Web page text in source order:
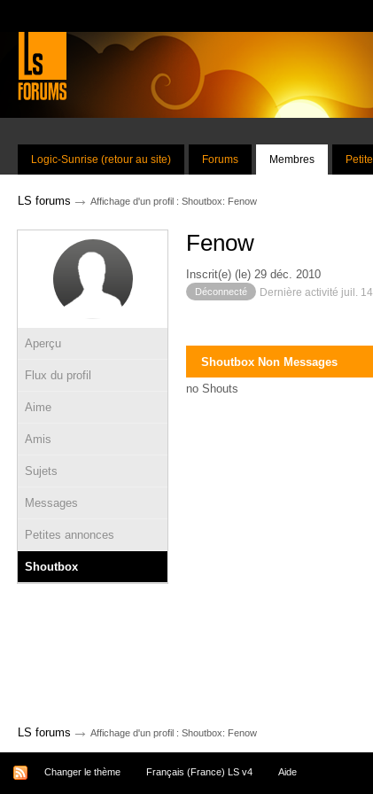
Logic-Sunrise (retour au site) Forums Membres
LS forums → Affichage d'un profil : Shoutbox: Fenow
Aperçu
Flux du profil
Aime
Amis
Sujets
Messages
Petites annonces
Shoutbox
Fenow
Inscrit(e) (le) 29 déc. 2010
Déconnecté Dernière activité juil.
Shoutbox Non Messages
no Shouts
LS forums → Affichage d'un profil : Shoutbox: Fenow
Changer le thème Français (France) LS v4 Aide